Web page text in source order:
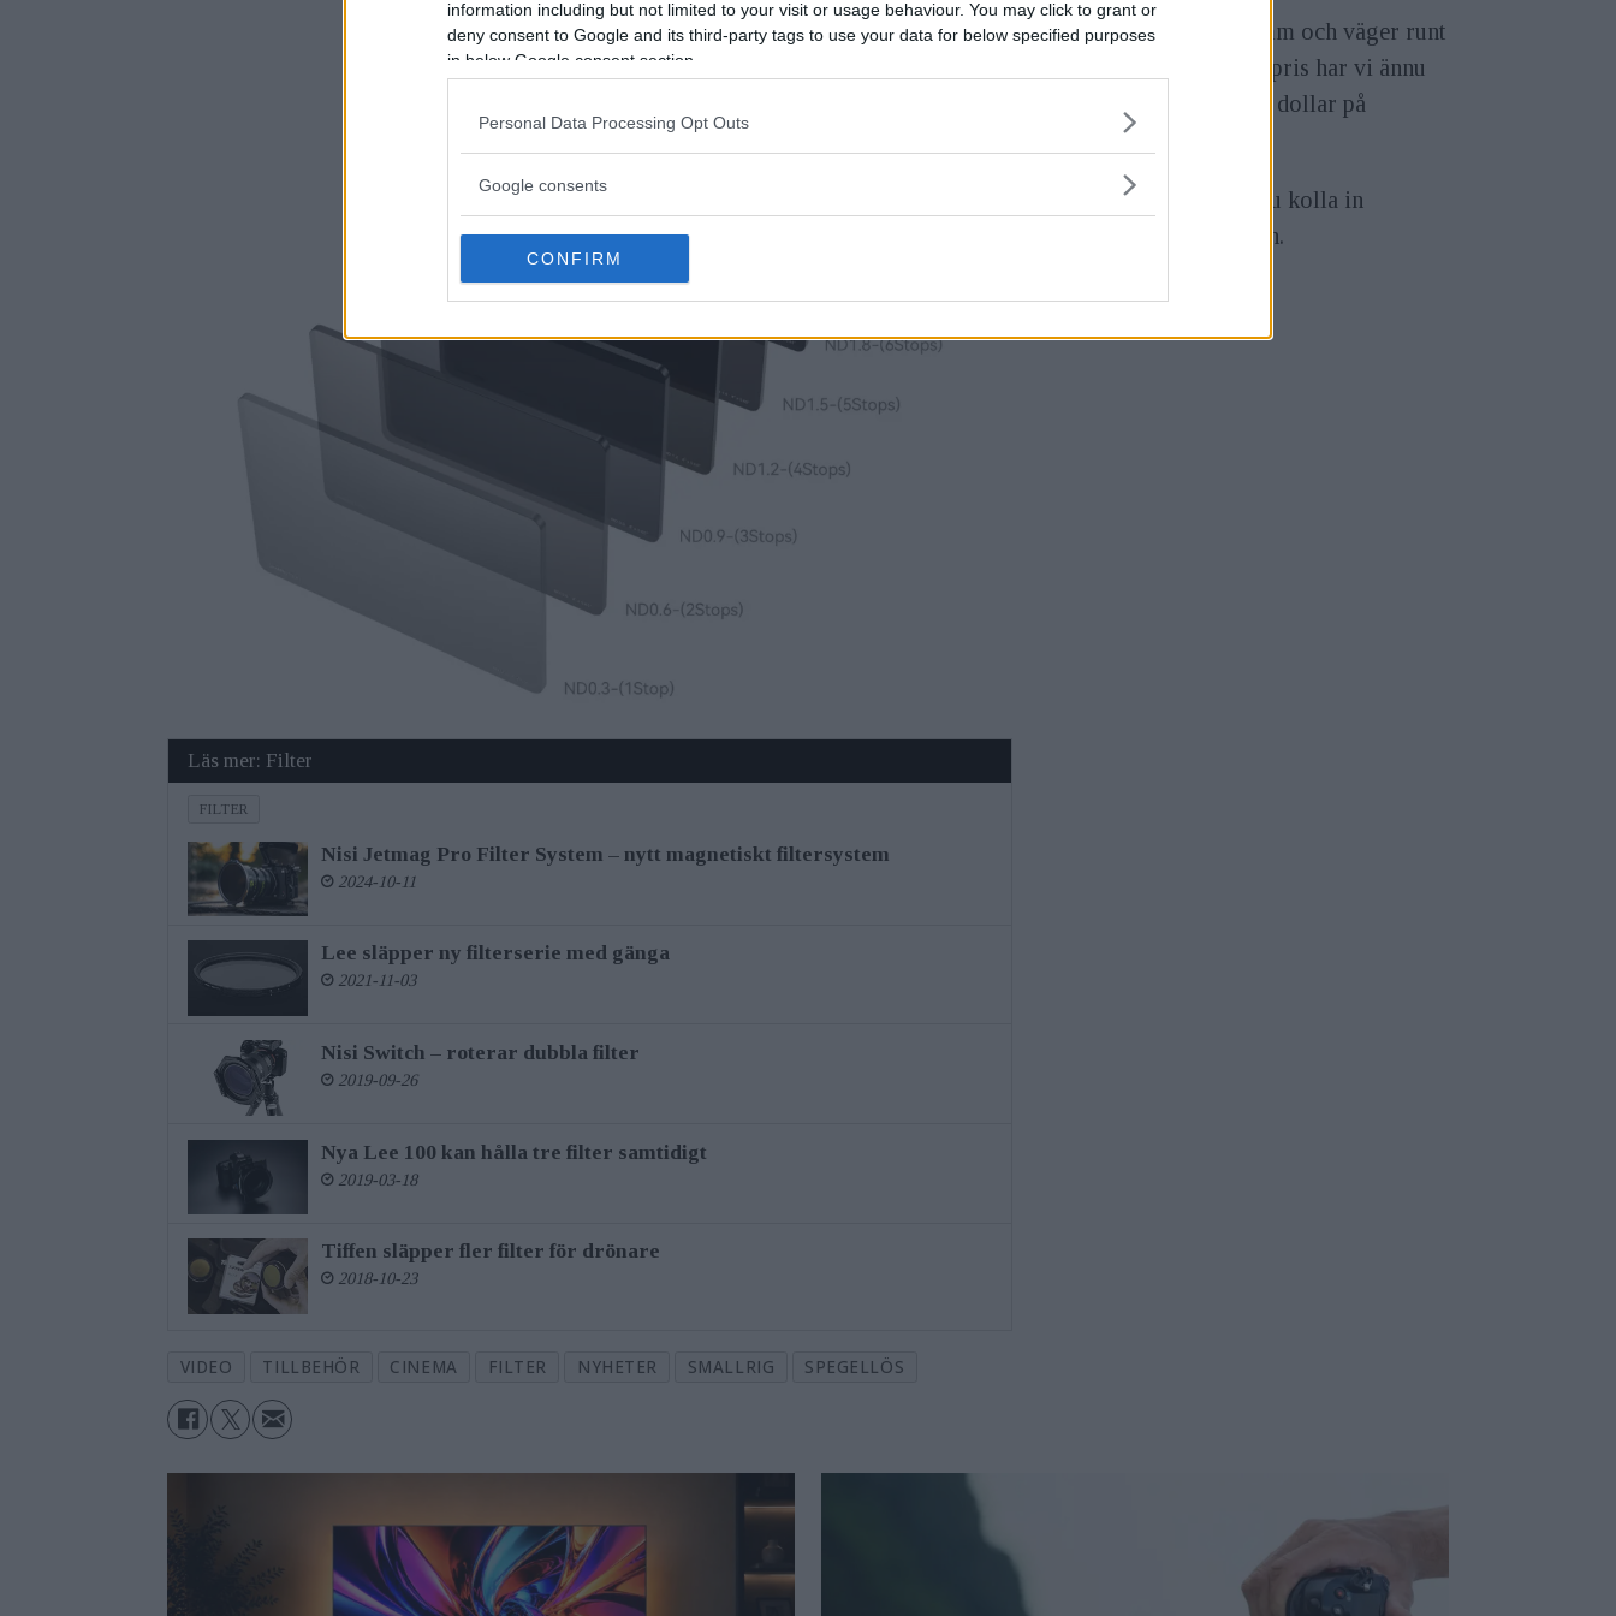
information including but not limited to your visit or usage behaviour. You may click to grant or
deny consent to Google and its third-party tags to use your data for below specified purposes
in below Google consent section.
Personal Data Processing Opt Outs
Google consents
CONFIRM
Filtren är 143 x 101 x 4mm och väger runt
147 gram. Exakt svenskt pris har vi ännu
inte, men kostar runt 159 dollar på
SmallRigs hemsida.
Vill du veta mer så kan du kolla in
för filtren.
Läs mer: Filter
FILTER
Nisi Jetmag Pro Filter System – nytt magnetiskt filtersystem
2024-10-11
Lee släpper ny filterserie med gänga
2021-11-03
Nisi Switch – roterar dubbla filter
2019-09-26
Nya Lee 100 kan hålla tre filter samtidigt
2019-03-18
Tiffen släpper fler filter för drönare
2018-10-23
VIDEO TILLBEHÖR CINEMA FILTER NYHETER SMALLRIG SPEGELLÖS